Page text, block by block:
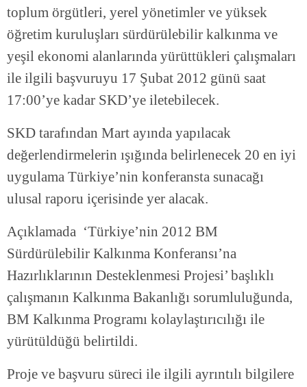
toplum örgütleri, yerel yönetimler ve yüksek
öğretim kuruluşları sürdürülebilir kalkınma ve
yeşil ekonomi alanlarında yürüttükleri çalışmaları
ile ilgili başvuruyu 17 Şubat 2012 günü saat
17:00’ye kadar SKD’ye iletebilecek.
SKD tarafından Mart ayında yapılacak
değerlendirmelerin ışığında belirlenecek 20 en iyi
uygulama Türkiye’nin konferansta sunacağı
ulusal raporu içerisinde yer alacak.
Açıklamada ‘Türkiye’nin 2012 BM
Sürdürülebilir Kalkınma Konferansı’na
Hazırlıklarının Desteklenmesi Projesi’ başlıklı
çalışmanın Kalkınma Bakanlığı sorumluluğunda,
BM Kalkınma Programı kolaylaştırıcılığı ile
yürütüldüğü belirtildi.
Proje ve başvuru süreci ile ilgili ayrıntılı bilgilere